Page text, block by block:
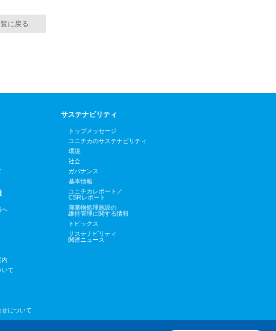
に戻る
へ
内
て
について
サステナビリティ
トップメッセージ
ユニチカのサステナビリティ
環境
社会
ガバナンス
基本情報
ユニチカレポート／
CSRレポート
廃棄物処理施設の
維持管理に関する情報
トピックス
サステナビリティ
関連ニュース